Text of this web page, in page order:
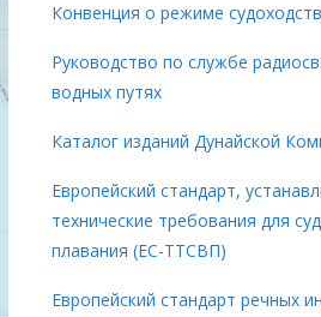
Конвенция о режиме
Руководство по службе
водных путях
Каталог изданий Дунайской
Европейский стандарт,
технические требования для
плавания (ЕС-ТТСВП)
Европейский стандарт речных